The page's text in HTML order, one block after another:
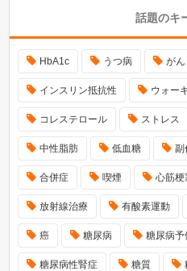
話題のキ
HbA1c うつ病 がん
インスリン抵抗性 ウォー
コレステロール ストレス
中性脂肪 低血糖 副
合併症 喫煙 心筋梗
放射線治療 有酸素運動
癌 糖尿病 糖尿病予
糖尿病性腎症 糖質